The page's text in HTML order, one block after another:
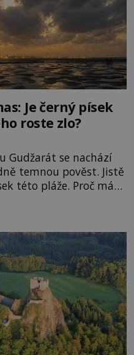
Je černý písek
roste zlo?
Gudžarát se nachází
temnou pověst. Jistě
této pláže. Proč má
jsou
k nevysvětlitelným
pláž Dumas ve městě